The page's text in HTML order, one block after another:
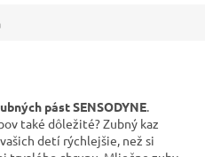
pást SENSODYNE.
také dôležité? Zubný kaz
detí rýchlejšie, než si